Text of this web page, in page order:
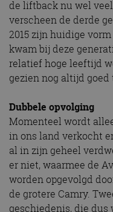
de liftback nu wel
verscheen de derde
2015 zijn huidige
kwam bij deze
relatief hoge leeftijd
gezien nog altijd goed
Dubbele opvolging
Momenteel wordt
in ons land verkocht
al in zijn geheel
er niet, waarmee de
worden opgevolgd
de grotere Camry.
geschiedenis, die dus